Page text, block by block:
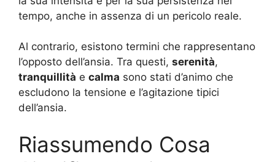
tempo, anche in assenza di un pericolo reale.
Al contrario, esistono termini che rappresentano
l’opposto dell’ansia. Tra questi, serenità,
tranquillità e calma sono stati d’animo che
escludono la tensione e l’agitazione tipici
dell’ansia.
Riassumendo Cosa